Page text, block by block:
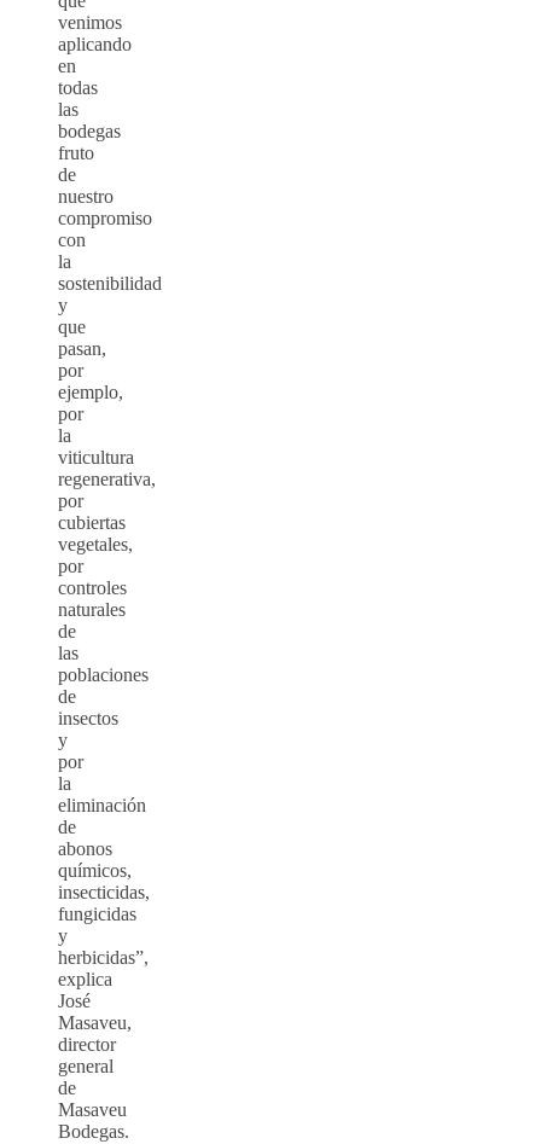
venimos
aplicando
en
todas
las
bodegas
fruto
de
nuestro
compromiso
con
la
sostenibilidad
y
que
pasan,
por
ejemplo,
por
la
viticultura
regenerativa,
por
cubiertas
vegetales,
por
controles
naturales
de
las
poblaciones
de
insectos
y
por
la
eliminación
de
abonos
químicos,
insecticidas,
fungicidas
y
herbicidas”,
explica
José
Masaveu,
director
general
de
Masaveu
Bodegas.